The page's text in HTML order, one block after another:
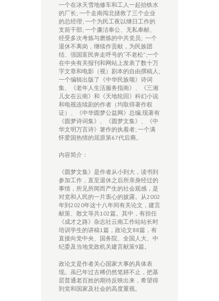
一个在冰天雪地修车和工人一起抬铁水
的厂长; 一个走南闯北拯救了三个企业
的总经理; 一个为民工夜以继日工作的
支前干部; 一个廉洁奉公、无私奉献、
经受多次考炼与磨炼的中共党员; 一个
退休不离岗，继续作贡献，为民族团
结、强国富民奔走呼号的“不老松”;一个
在中央有关报刊和网站上发表了数十万
字文章和电影（视）剧本的自由撰稿人;
一个编辑出版了《中华民族颂》诗词
集、《老年人生活服务指南》、《三湘
儿女在云南》和《天地轮回》科幻小说
和电视连续剧的作者（均取得著作权
证）、《中华圆梦公益网》总编;现著有
《圆梦诗词集》、《圆梦文集》、《中
华文明万言诗》箸作的执着者; 一个满
怀爱国热情的屈原第67代后裔。
内容简介：
《圆梦文集》是作者从小到大，读书到
参加工作，直至退休之后所亲身经过的
事情，所见所闻而产生的社会观感，是
对党和人民的一片衷心的披露。从2002
年到2020年这十八年间有关论文，建言
献策、散文等共102篇。其中，有担任
《成才之路》杂志社云南工作站站长时
培训学生的讲稿1篇，政论文88篇，有
直接向党中央、国务院、全国人大、中
纪委及当地党政机关建言献策9篇。
政论文是作者关心国家大事的具体表
现。虽已年过古稀仍然笔耕不止，把基
层普通老百姓的期待反映出来，希望得
到党和国家及社会的高度重视。